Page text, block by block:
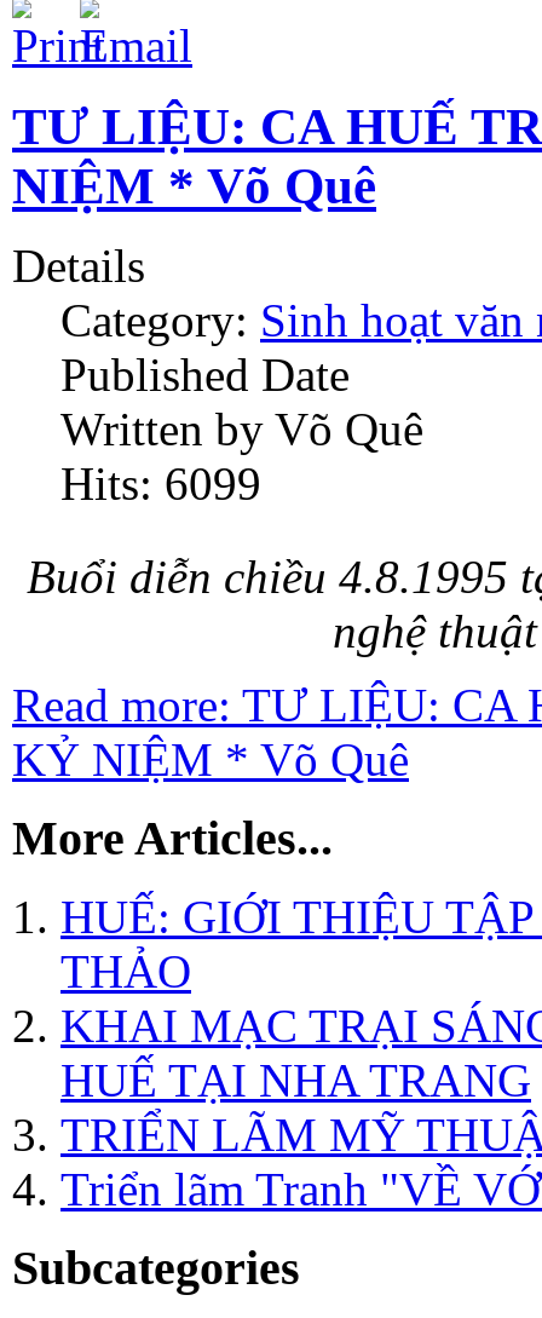
TƯ LIỆU: CA HUẾ
NIỆM * Võ Quê
Details
Category: Sinh hoạt văn
Published Date
Written by Võ Quê
Hits: 6099
Buổi diễn chiều 4.8.1995
nghệ
Read more: TƯ LIỆU:
KỶ NIỆM * Võ Quê
More Articles...
HUẾ: GIỚI THIỆU
THẢO
KHAI MẠC TRẠI
HUẾ TẠI NHA TRANG
TRIỂN LÃM MỸ
Triển lãm Tranh "VỀ
Subcategories